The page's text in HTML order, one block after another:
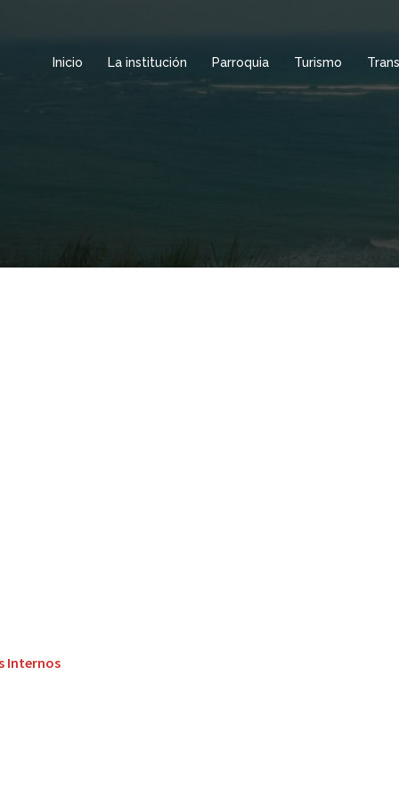
Inicio La institución Parroquia Turismo
Internos